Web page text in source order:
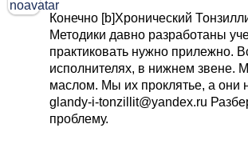
Конечно [b]Хронический
Методики давно разработаны
практиковать нужно прилежно.
исполнителях, в нижнем звене.
маслом. Мы их проклятье, а они
glandy-i-tonzillit@yandex.ru
проблему.